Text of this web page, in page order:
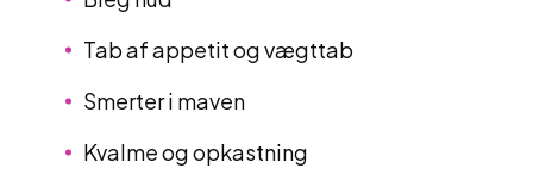
Tab af appetit og vægttab
Smerter i maven
Kvalme og opkastning